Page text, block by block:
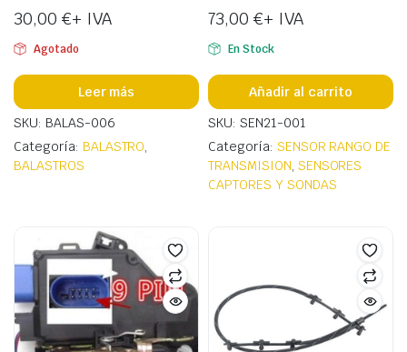
30,00 €+ IVA
Agotado
Leer más
SKU: BALAS-006
Categoría: BALASTRO,
BALASTROS
73,00 €+ IVA
En Stock
Añadir al carrito
SKU: SEN21-001
Categoría: SENSOR RANGO DE
TRANSMISION, SENSORES
CAPTORES Y SONDAS